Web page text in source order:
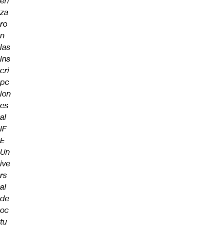
za
ro
n
las
ins
cri
pc
ion
es
al
IF
E
Un
ive
rs
al
de
oc
tu